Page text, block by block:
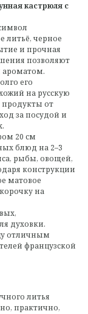
кастрюля с
литьё, черное
и прочная
позволяют
ароматом.
его
на русскую
от
за посудой и
20 см
блюд на 2–3
рыбы, овощей,
конструкции
матовое
на
духовки.
отличным
французской
литья
практично,